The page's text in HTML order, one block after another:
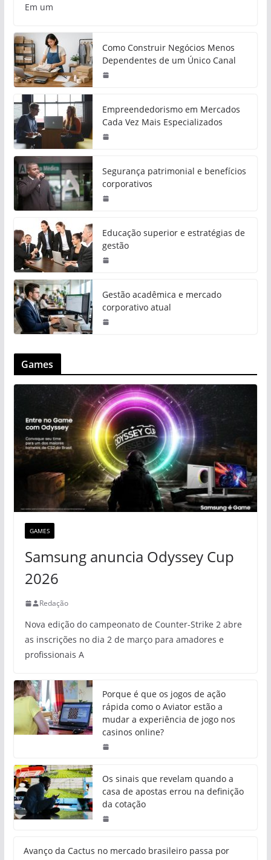
Em um
Como Construir Negócios Menos
Dependentes de um Único Canal
Empreendedorismo em Mercados
Cada Vez Mais Especializados
Segurança patrimonial e benefícios
corporativos
Educação superior e estratégias de
gestão
Gestão acadêmica e mercado
corporativo atual
Games
GAMES
Samsung anuncia Odyssey Cup
2026
Redação
Nova edição do campeonato de Counter-Strike 2 abre
as inscrições no dia 2 de março para amadores e
profissionais A
Porque é que os jogos de ação
rápida como o Aviator estão a
mudar a experiência de jogo nos
casinos online?
Os sinais que revelam quando a
casa de apostas errou na definição
da cotação
Avanço da Cactus no mercado brasileiro passa por